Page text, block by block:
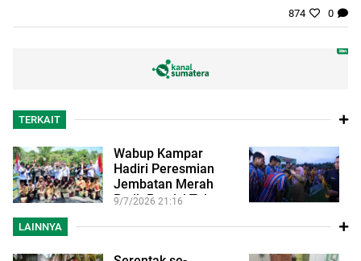
874 0
TERKAIT
Wabup Kampar
Hadiri Peresmian
Jembatan Merah
Putih Presisi Tahap…
9/7/2026 21:16
LAINNYA